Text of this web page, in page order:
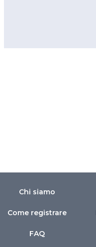
Chi siamo
Come registrare
FAQ